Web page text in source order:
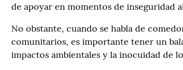
de apoyar en momentos de inseguridad
No obstante, cuando se habla de
comunitarios, es importante tener un
impactos ambientales y la inocuidad de